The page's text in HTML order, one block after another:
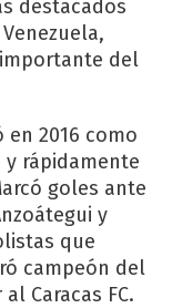
destacados
del
2016 como
y rápidamente
goles ante
y
que
campeón del
Caracas FC.